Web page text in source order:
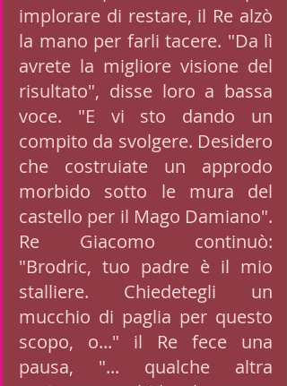
implorare di restare, il Re alzò
la mano per farli tacere. "Da lì
avrete la migliore visione del
risultato", disse loro a bassa
voce. "E vi sto dando un
compito da svolgere. Desidero
che costruiate un approdo
morbido sotto le mura del
castello per il Mago Damiano".
Re Giacomo continuò:
"Brodric, tuo padre è il mio
stalliere. Chiedetegli un
mucchio di paglia per questo
scopo, o..." il Re fece una
pausa, "... qualche altra